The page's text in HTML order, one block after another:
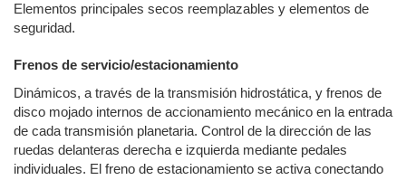
Elementos principales secos reemplazables y elementos de
seguridad.
Frenos de servicio/estacionamiento
Dinámicos, a través de la transmisión hidrostática, y frenos de
disco mojado internos de accionamiento mecánico en la entrada
de cada transmisión planetaria. Control de la dirección de las
ruedas delanteras derecha e izquierda mediante pedales
individuales. El freno de estacionamiento se activa conectando